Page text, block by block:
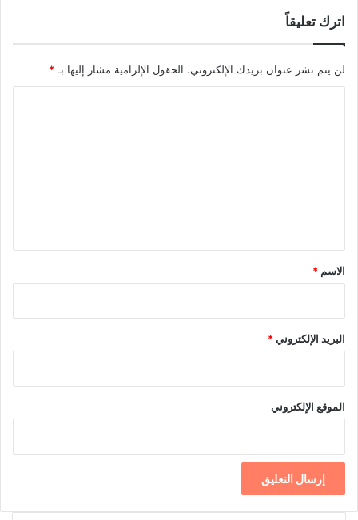
اترك تعليقاً
لن يتم نشر عنوان بريدك الإلكتروني. الحقول الإلزامية مشار إليها بـ *
*
الاسم *
البريد الإلكتروني*
الموقع الإلكتروني